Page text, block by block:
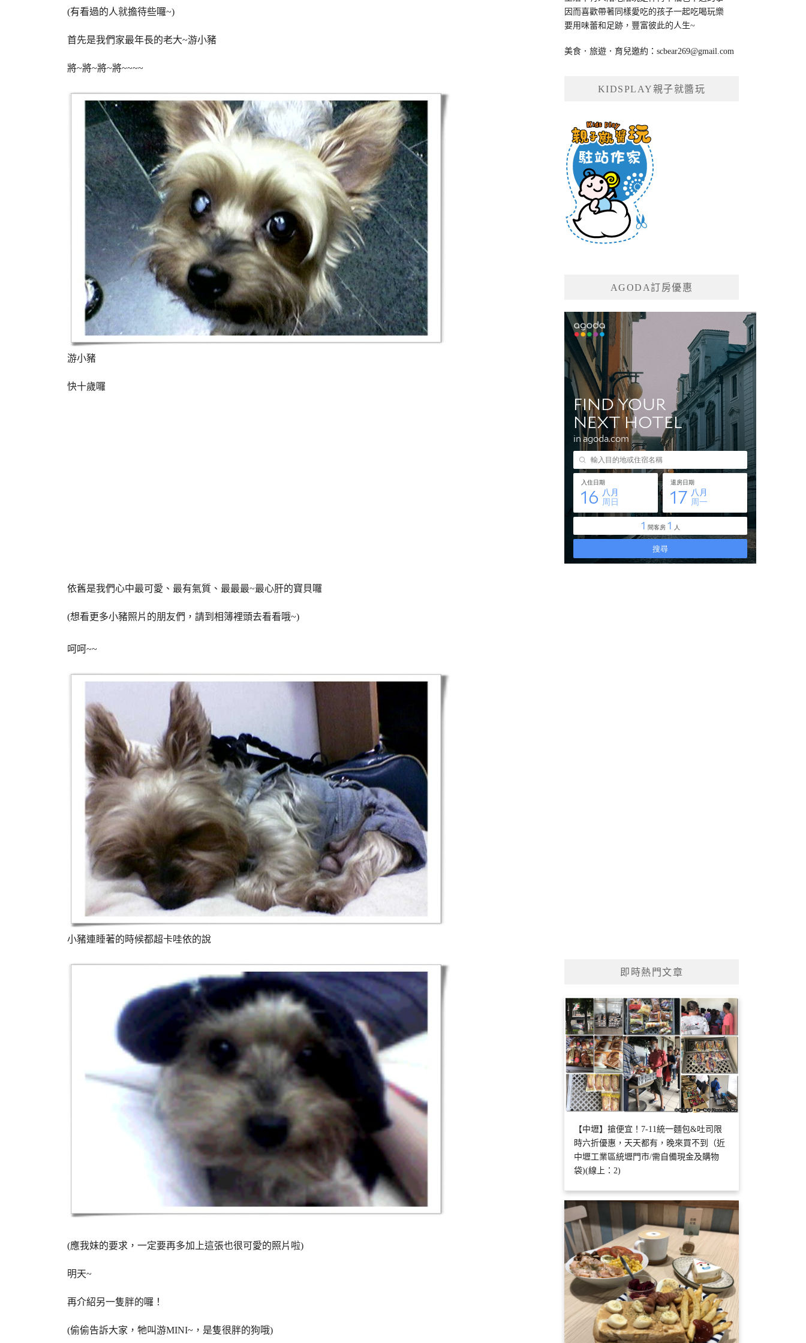
(有看過的人就擔待些囉~)
首先是我們家最年長的老大~游小豬
將~將~將~將~~~~
游小豬
快十歲囉
依舊是我們心中最可愛、最有氣質、最最最~最心肝的寶貝囉
(想看更多小豬照片的朋友們，請到相簿裡頭去看看哦~)
呵呵~~
小豬連睡著的時候都超卡哇依的說
(應我妹的要求，一定要再多加上這張也很可愛的照片啦)
明天~
再介紹另一隻胖的囉！
(偷偷告訴大家，牠叫游MINI~，是隻很胖的狗哦)
因而喜歡帶著同樣愛吃的孩子一起吃喝玩樂
要用味蕾和足跡，豐富彼此的人生~
美食．旅遊．育兒邀約：scbear269@gmail.com
KIDSPLAY親子就醬玩
AGODA訂房優惠
即時熱門文章
【中壢】搶便宜！7-11統一麵包&吐司限
時六折優惠，天天都有，晚來買不到（近
中壢工業區統壢門市/需自備現金及購物
袋)(線上：2)